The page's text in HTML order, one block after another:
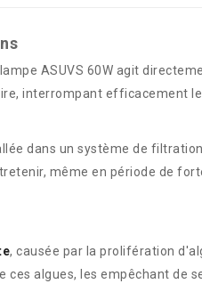
ASUVS 60W agit
interrompant efficacement
dans un système de
même en période de
, causée par la prolifération
ces algues, les empêchant de